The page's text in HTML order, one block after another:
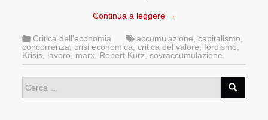
Continua a leggere →
Critica dell'economia accumulazione ,capitalismo
concorrenza ,crisi economica ,critica del valore ,fordismo
Krisis lavoro marx Robert Kurz ,sovraccumulazione